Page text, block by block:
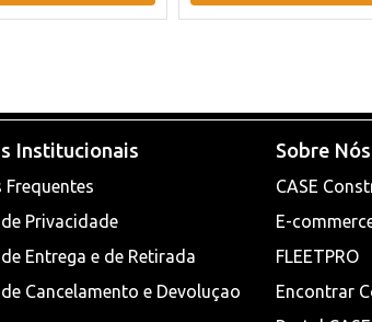
Institucionais
Frequentes
Privacidade
Entrega e de Retirada
Cancelamento e Devoluçao
Sobre Nós
CASE
E-
FLEETPRO
Encontrar